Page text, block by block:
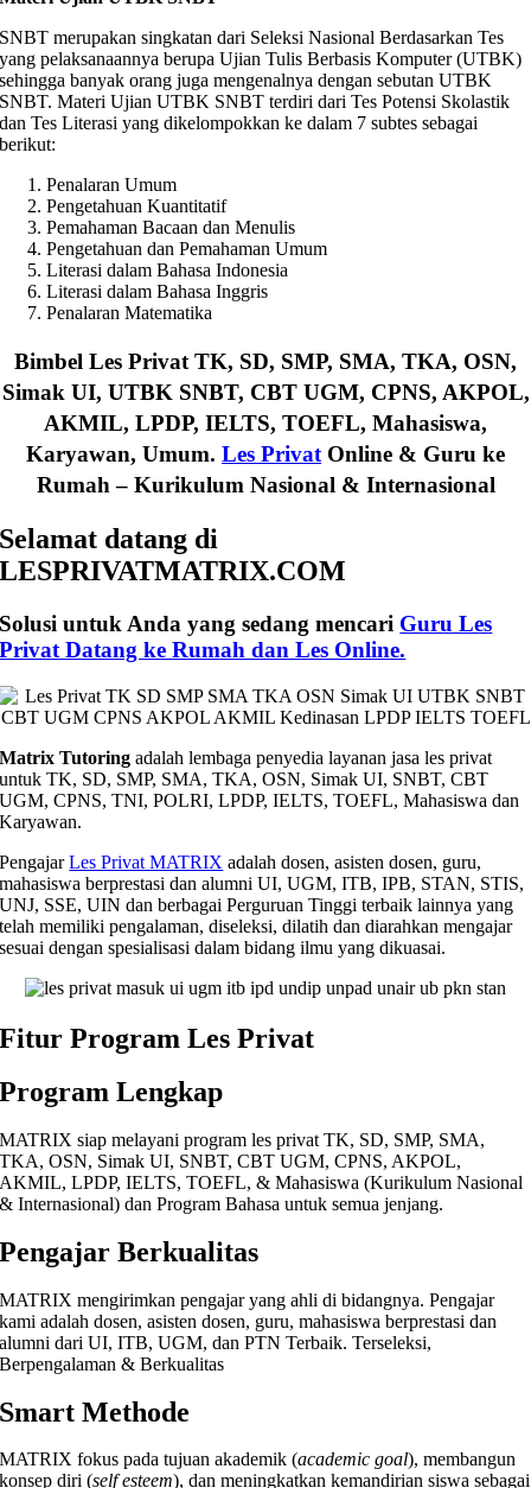
SNBT merupakan singkatan dari Seleksi Nasional Berdasarkan Tes
yang pelaksanaannya berupa Ujian Tulis Berbasis Komputer (UTBK)
sehingga banyak orang juga mengenalnya dengan sebutan UTBK
SNBT. Materi Ujian UTBK SNBT terdiri dari Tes Potensi Skolastik
dan Tes Literasi yang dikelompokkan ke dalam 7 subtes sebagai
berikut:
Penalaran Umum
Pengetahuan Kuantitatif
Pemahaman Bacaan dan Menulis
Pengetahuan dan Pemahaman Umum
Literasi dalam Bahasa Indonesia
Literasi dalam Bahasa Inggris
Penalaran Matematika
Bimbel Les Privat TK, SD, SMP, SMA, TKA, OSN,
Simak UI, UTBK SNBT, CBT UGM, CPNS, AKPOL,
AKMIL, LPDP, IELTS, TOEFL, Mahasiswa,
Karyawan, Umum. Les Privat Online & Guru ke
Rumah – Kurikulum Nasional & Internasional
Selamat datang di
LESPRIVATMATRIX.COM
Solusi untuk Anda yang sedang mencari Guru Les
Privat Datang ke Rumah dan Les Online.
Matrix Tutoringadalah lembaga penyedia layanan jasa les privat
untuk TK, SD, SMP, SMA, TKA, OSN, Simak UI, SNBT, CBT
UGM, CPNS, TNI, POLRI, LPDP, IELTS, TOEFL, Mahasiswa dan
Karyawan.
PengajarLes Privat MATRIX adalah dosen, asisten dosen, guru,
mahasiswa berprestasi dan alumni UI, UGM, ITB, IPB, STAN, STIS,
UNJ, SSE, UIN dan berbagai Perguruan Tinggi terbaik lainnya yang
telah memiliki pengalaman, diseleksi, dilatih dan diarahkan mengajar
sesuai dengan spesialisasi dalam bidang ilmu yang dikuasai.
Fitur Program Les Privat
Program Lengkap
MATRIX siap melayani program les privat TK, SD, SMP, SMA,
TKA, OSN, Simak UI, SNBT, CBT UGM, CPNS, AKPOL,
AKMIL, LPDP, IELTS, TOEFL, & Mahasiswa (Kurikulum Nasional
& Internasional) dan Program Bahasa untuk semua jenjang.
Pengajar Berkualitas
MATRIX mengirimkan pengajar yang ahli di bidangnya. Pengajar
kami adalah dosen, asisten dosen, guru, mahasiswa berprestasi dan
alumni dari UI, ITB, UGM, dan PTN Terbaik. Terseleksi,
Berpengalaman & Berkualitas
Smart Methode
MATRIX fokus pada tujuan akademik (academic goal), membangun
konsep diri (self esteem), dan meningkatkan kemandirian siswa sebagai